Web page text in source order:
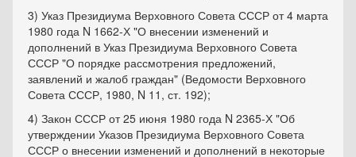
3) Указ Президиума Верховного Совета СССР от 4 марта
1980 года N 1662-Х "О внесении изменений и
дополнений в Указ Президиума Верховного Совета
СССР "О порядке рассмотрения предложений,
заявлений и жалоб граждан" (Ведомости Верховного
Совета СССР, 1980, N 11, ст. 192);
4) Закон СССР от 25 июня 1980 года N 2365-Х "Об
утверждении Указов Президиума Верховного Совета
СССР о внесении изменений и дополнений в некоторые